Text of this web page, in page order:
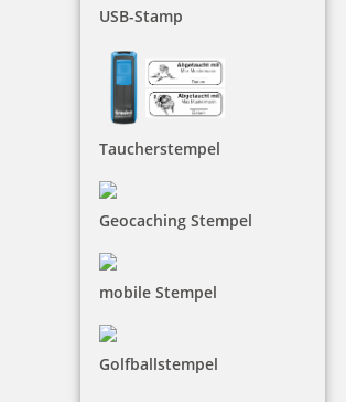
USB-Stamp
Taucherstempel
Geocaching Stempel
mobile Stempel
Golfballstempel
18,80 €
Jetzt gestalten
Holzstempel Exlibris Motiv 07